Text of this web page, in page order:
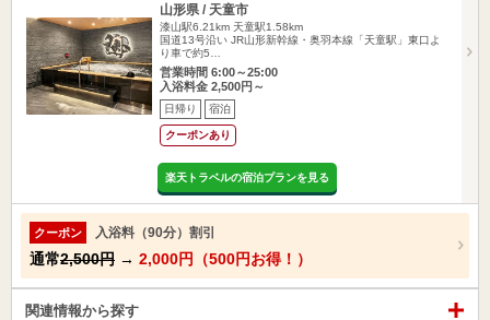
山形県 / 天童市
漆山駅6.21km 天童駅1.58km
国道13号沿い JR山形新幹線・奥羽本線「天童駅」東口よ
り車で約5…
営業時間 6:00～25:00
入浴料金 2,500円～
日帰り 宿泊
クーポンあり
楽天トラベルの宿泊プランを見る
クーポン 入浴料（90分）割引
通常2,500円 → 2,000円（500円お得！）
関連情報から探す